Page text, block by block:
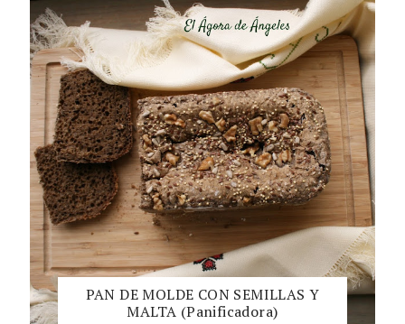
PAN DE MOLDE CON SEMILLAS Y
MALTA (Panificadora)